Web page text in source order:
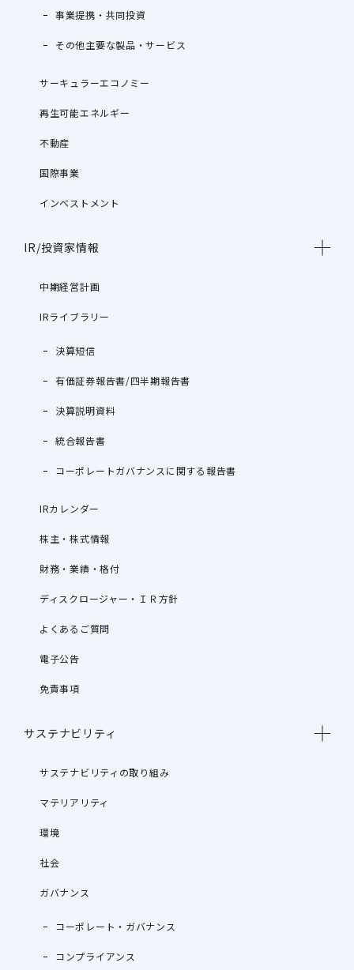
事業提携・共同投資
その他主要な製品・サービス
サーキュラーエコノミー
再生可能エネルギー
不動産
国際事業
インベストメント
IR/投資家情報
中期経営計画
IRライブラリー
決算短信
有価証券報告書/四半期報告書
決算説明資料
統合報告書
コーポレートガバナンスに関する報告書
IRカレンダー
株主・株式情報
財務・業績・格付
ディスクロージャー・ＩＲ方針
よくあるご質問
電子公告
免責事項
サステナビリティ
サステナビリティの取り組み
マテリアリティ
環境
社会
ガバナンス
コーポレート・ガバナンス
コンプライアンス